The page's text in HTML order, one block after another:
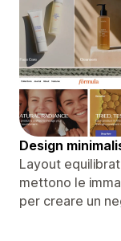
Design
Layout
mettono le
per creare un